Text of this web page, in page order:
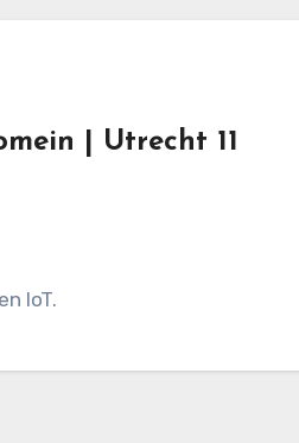
| Utrecht 11
IoT.